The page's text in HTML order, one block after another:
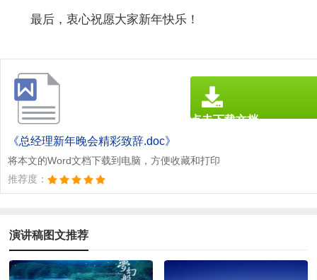
最后，衷心祝愿大家新年快乐！
《总经理新年晚会精彩致辞.doc》
将本文的Word文档下载到电脑，方便收藏和打印
推荐度：
点击下载文档
演讲稿图文推荐